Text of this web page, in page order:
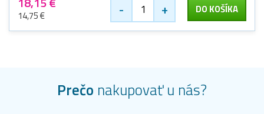
14,75 € - + DO KOŠÍKA
Prečo nakupovať u nás?